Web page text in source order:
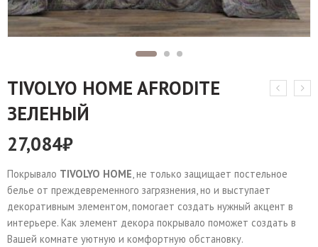
TIVOLYO HOME AFRODITE
ЗЕЛЕНЫЙ
27,084₽
Покрывало TIVOLYO HOME, не только защищает постельное
белье от преждевременного загрязнения, но и выступает
декоративным элементом, помогает создать нужный акцент в
интерьере. Как элемент декора покрывало поможет создать в
Вашей комнате уютную и комфортную обстановку.